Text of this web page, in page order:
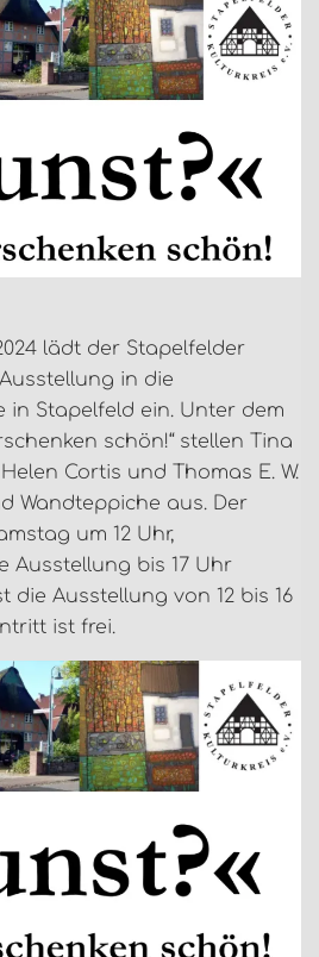
lädt der Stapelfelder
in die
in Stapelfeld ein. Unter dem
schön!“ stellen Tina
Cortis und Thomas E. W.
Wandteppiche aus. Der
um 12 Uhr,
Ausstellung bis 17 Uhr
die Ausstellung von 12 bis 16
ist frei.